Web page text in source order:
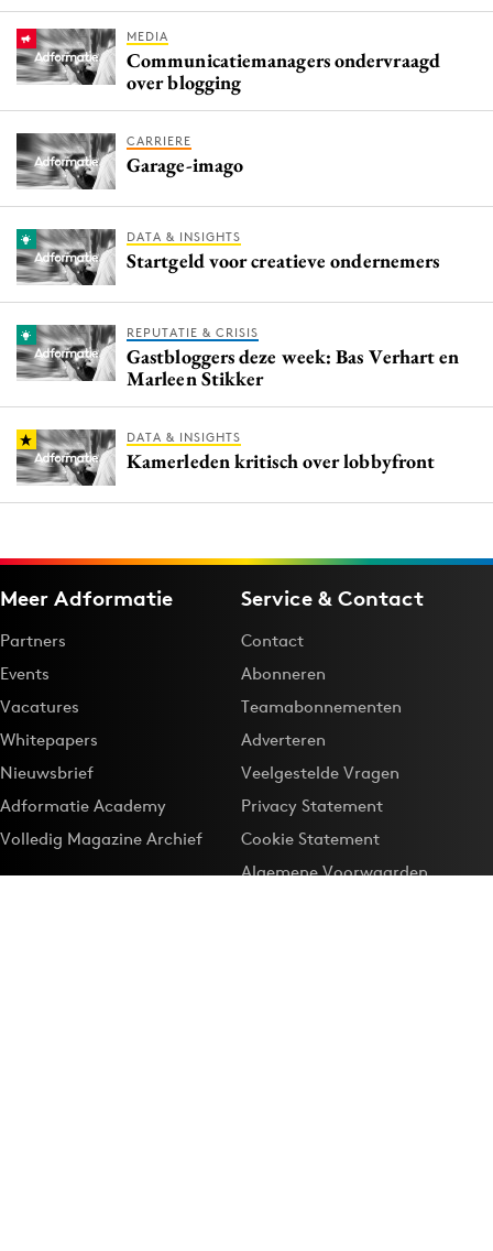
MEDIA
Communicatiemanagers ondervraagd
over blogging
CARRIERE
Garage-imago
DATA & INSIGHTS
Startgeld voor creatieve ondernemers
REPUTATIE & CRISIS
Gastbloggers deze week: Bas Verhart en
Marleen Stikker
DATA & INSIGHTS
Kamerleden kritisch over lobbyfront
Meer Adformatie
Partners
Events
Vacatures
Whitepapers
Nieuwsbrief
Adformatie Academy
Volledig Magazine Archief
Service & Contact
Contact
Abonneren
Teamabonnementen
Adverteren
Veelgestelde Vragen
Privacy Statement
Cookie Statement
Algemene Voorwaarden